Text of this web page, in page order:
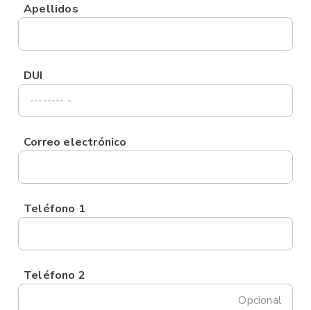
Apellidos
DUI
Correo electrónico
Teléfono 1
Teléfono 2
Opcional